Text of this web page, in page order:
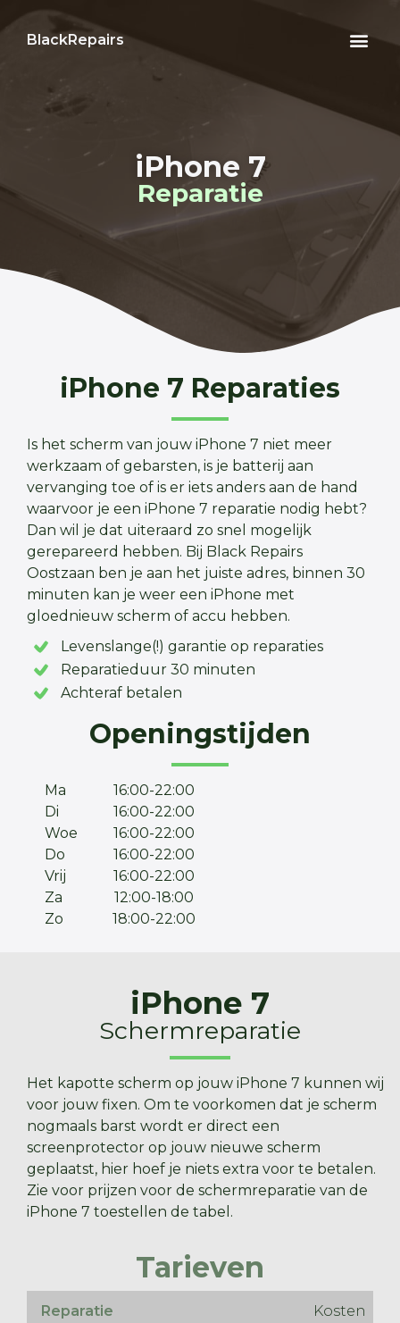
BlackRepairs
iPhone 7
Reparatie
iPhone 7 Reparaties
Is het scherm van jouw iPhone 7 niet meer
werkzaam of gebarsten, is je batterij aan
vervanging toe of is er iets anders aan de hand
waarvoor je een iPhone 7 reparatie nodig hebt?
Dan wil je dat uiteraard zo snel mogelijk
gerepareerd hebben. Bij Black Repairs
Oostzaan ben je aan het juiste adres, binnen 30
minuten kan je weer een iPhone met
gloednieuw scherm of accu hebben.
Levenslange(!) garantie op reparaties
Reparatieduur 30 minuten
Achteraf betalen
Openingstijden
Ma
Di
Woe
Do
Vrij
Za
Zo
16:00-22:00
16:00-22:00
16:00-22:00
16:00-22:00
16:00-22:00
12:00-18:00
18:00-22:00
iPhone 7
Schermreparatie
Het kapotte scherm op jouw iPhone 7 kunnen wij
voor jouw fixen. Om te voorkomen dat je scherm
nogmaals barst wordt er direct een
screenprotector op jouw nieuwe scherm
geplaatst, hier hoef je niets extra voor te betalen.
Zie voor prijzen voor de schermreparatie van de
iPhone 7 toestellen de tabel.
Tarieven
Reparatie Kosten